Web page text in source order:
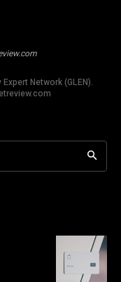
Network (GLEN).